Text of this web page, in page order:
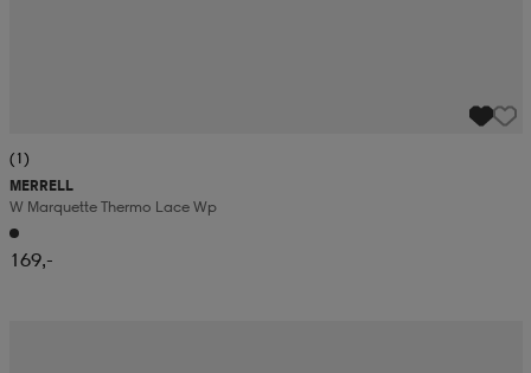
(1)
MERRELL
W Marquette Thermo Lace Wp
169,-